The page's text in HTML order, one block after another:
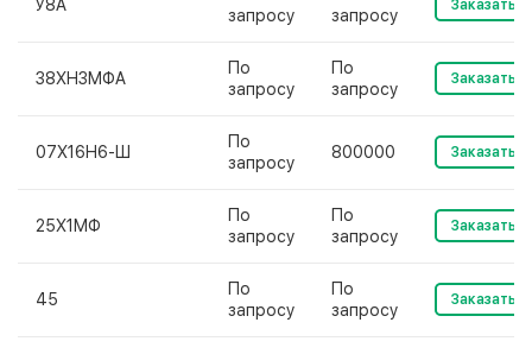
У8А
запросу
запросу
Заказать
38ХН3МФА
По
запросу
По
запросу
Заказать
07Х16Н6-Ш
По
запросу
800000 Заказать
25Х1МФ
По
запросу
По
запросу
Заказать
45
По
запросу
По
запросу
Заказать